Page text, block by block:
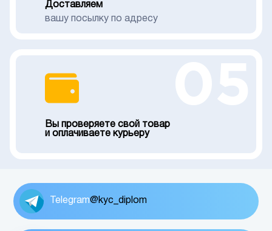
Доставляем
вашу посылку по адресу
Вы проверяете свой товар
и оплачиваете курьеру
Telegram@kyc_diplom